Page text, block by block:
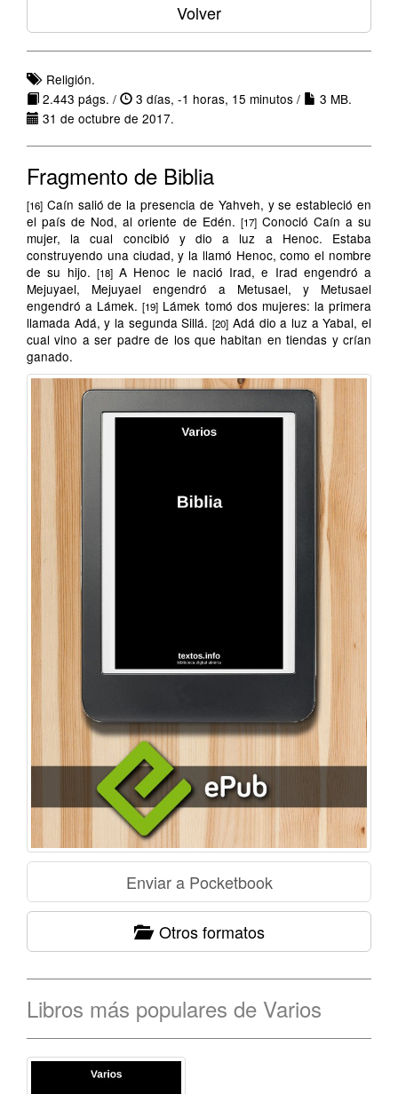
Volver
Religión.
2.443 págs. /
3 días, -1 horas, 15 minutos /
3 MB.
31 de octubre de 2017.
Fragmento de Biblia
[16] Caín salió de la presencia de Yahveh, y se estableció en
el país de Nod, al oriente de Edén. [17]Conoció Caín a su
mujer, la cual concibió y dio a luz a Henoc. Estaba
construyendo una ciudad, y la llamó Henoc, como el nombre
de su hijo. [18]A Henoc le nació Irad, e Irad engendró a
Mejuyael, Mejuyael engendró a Metusael, y Metusael
engendró a Lámek.[19] Lámek tomó dos mujeres: la primera
llamada Adá, y la segunda Sillá.[20] Adá dio a luz a Yabal, el
cual vino a ser padre de los que habitan en tiendas y crían
ganado.
Otros formatos
Libros más populares de Varios